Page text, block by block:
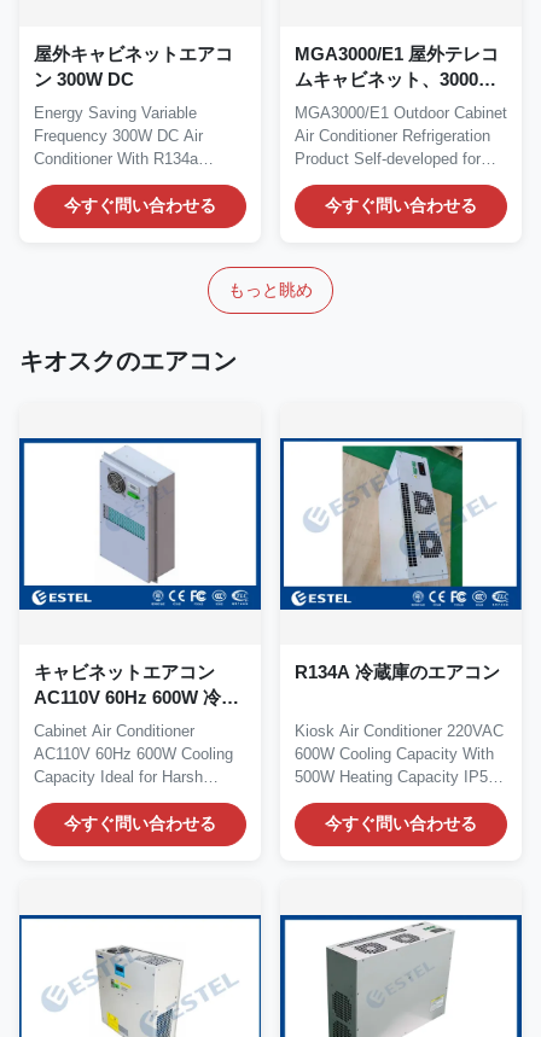
屋外キャビネットエアコ
ン 300W DC
Energy Saving Variable
Frequency 300W DC Air
Conditioner With R134a
Refrigerant MODBUS
Protocol...
今すぐ問い合わせる
MGA3000/E1 屋外テレコ
ムキャビネット、3000W
AC電源、IP55定格、220V
MGA3000/E1 Outdoor Cabinet
Air Conditioner Refrigeration
Product Self-developed for
Cabinet...
今すぐ問い合わせる
もっと眺め
キオスクのエアコン
キャビネットエアコン
AC110V 60Hz 600W 冷却
容量 遠隔モニタリングの
厳しい環境に最適
Cabinet Air Conditioner
AC110V 60Hz 600W Cooling
Capacity Ideal for Harsh
Environments with...
今すぐ問い合わせる
R134A 冷蔵庫のエアコン
Kiosk Air Conditioner 220VAC
600W Cooling Capacity With
500W Heating Capacity IP55
1. Product...
今すぐ問い合わせる